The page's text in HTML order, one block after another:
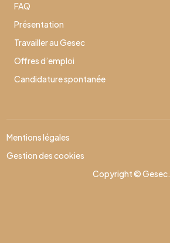
FAQ
Présentation
Travailler au Gesec
Offres d’emploi
Candidature spontanée
Copyright © Gesec.
Mentions légales
Gestion des cookies